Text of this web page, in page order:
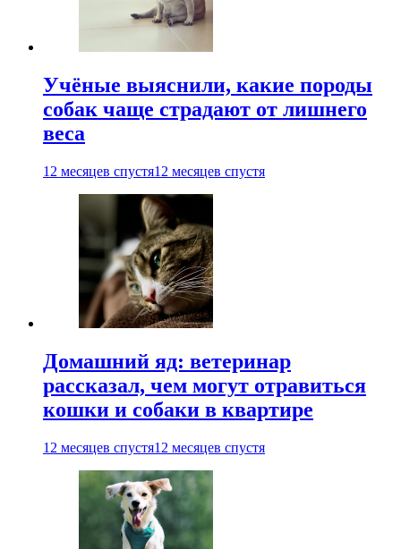
Учёные выяснили, какие породы
собак чаще страдают от лишнего
веса
12 месяцев спустя12 месяцев спустя
Домашний яд: ветеринар
рассказал, чем могут отравиться
кошки и собаки в квартире
12 месяцев спустя12 месяцев спустя